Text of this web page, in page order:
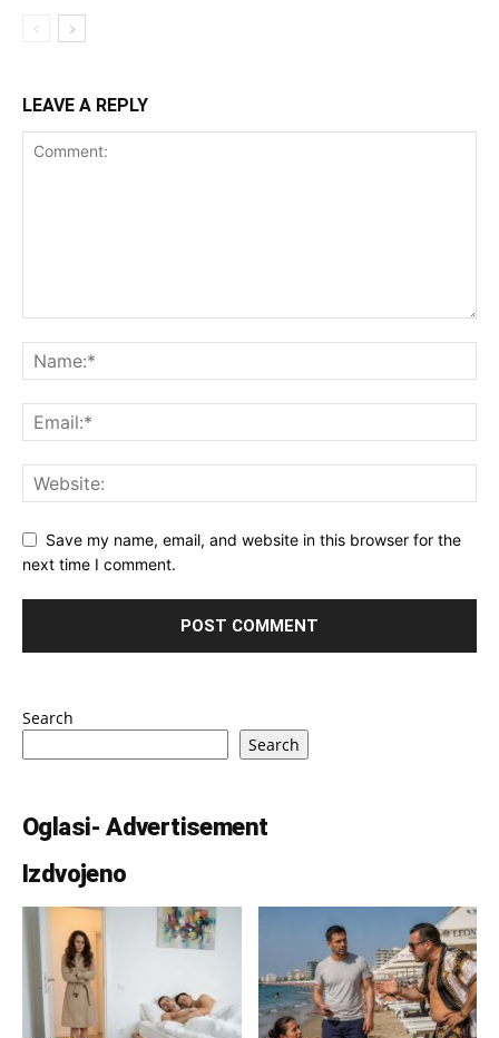
LEAVE A REPLY
Save my name, email, and website in this browser for the
next time I comment.
Search
Search
Oglasi- Advertisement
Izdvojeno